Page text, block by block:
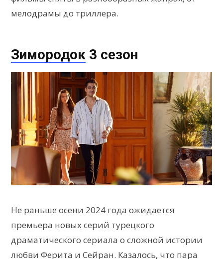
мелодрамы до триллера.
Зимородок 3 сезон
Не раньше осени 2024 года ожидается
премьера новых серий турецкого
драматического сериала о сложной истории
любви Ферита и Сейран. Казалось, что пара